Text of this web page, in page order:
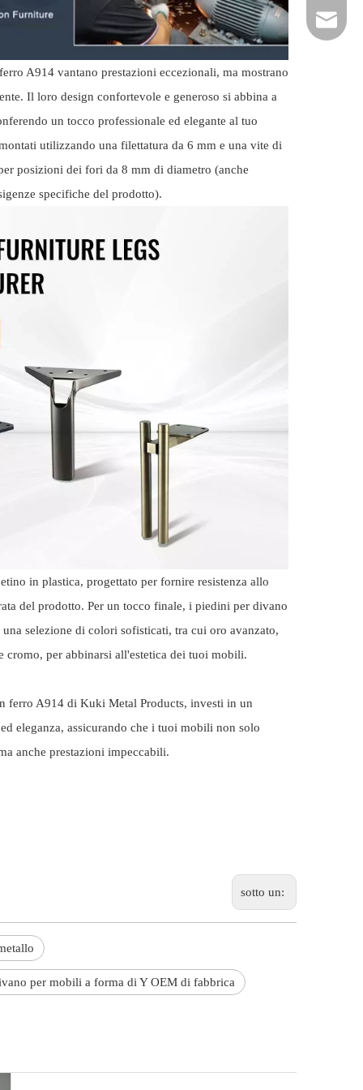
A914 vantano prestazioni eccezionali, ma mostrano
Il loro design confortevole e generoso si abbina a
un tocco professionale ed elegante al tuo
utilizzando una filettatura da 6 mm e una vite di
posizioni dei fori da 8 mm di diametro (anche
specifiche del prodotto).
in plastica, progettato per fornire resistenza allo
del prodotto. Per un tocco finale, i piedini per divano
selezione di colori sofisticati, tra cui oro avanzato,
cromo, per abbinarsi all'estetica dei tuoi mobili.
ferro A914 di Kuki Metal Products, investi in un
eleganza, assicurando che i tuoi mobili non solo
anche prestazioni impeccabili.
sotto un:
per mobili a forma di Y OEM di fabbrica